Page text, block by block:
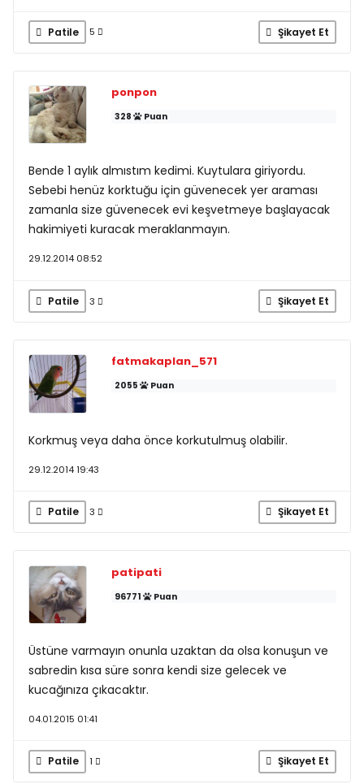
Patile 5 Şikayet Et
ponpon
328 Puan
Bende 1 aylık almıstım kedimi. Kuytulara giriyordu.
Sebebi henüz korktuğu için güvenecek yer araması
zamanla size güvenecek evi keşvetmeye başlayacak
hakimiyeti kuracak meraklanmayın.
29.12.2014 08:52
Patile 3 Şikayet Et
fatmakaplan_571
2055 Puan
Korkmuş veya daha önce korkutulmuş olabilir.
29.12.2014 19:43
Patile 3 Şikayet Et
patipati
96771 Puan
Üstüne varmayın onunla uzaktan da olsa konuşun ve
sabredin kısa süre sonra kendi size gelecek ve
kucağınıza çıkacaktır.
04.01.2015 01:41
Patile 1 Şikayet Et